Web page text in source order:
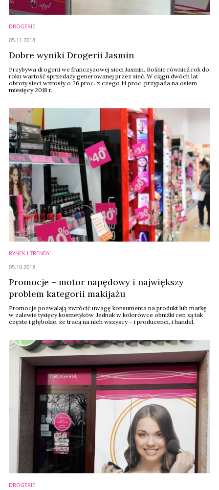
DROGERIE
Dobre wyniki Drogerii Jasmin
Przybywa drogerii we franczyzowej sieci Jasmin. Rośnie również rok do
roku wartość sprzedaży generowanej przez sieć. W ciągu dwóch lat
obroty sieci wzrosły o 26 proc. z czego 14 proc. przypada na osiem
miesięcy 2018 r.
05.11.2018
RYNEK I TRENDY
Promocje – motor napędowy i największy
problem kategorii makijażu
Promocje pozwalają zwrócić uwagę konsumenta na produkt lub markę
w zalewie tysięcy kosmetyków. Jednak w kolorówce obniżki cen są tak
częste i głębokie, że tracą na nich wszyscy – i producenci, i handel.
05.10.2018
DROGERIE